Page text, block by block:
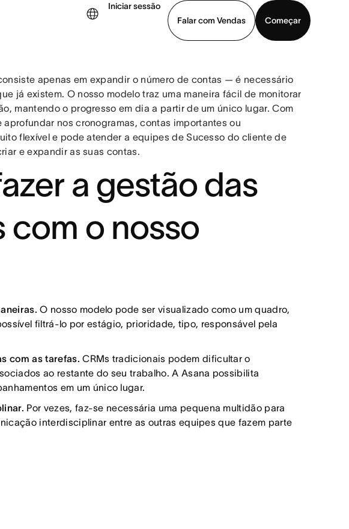
Iniciar sessão
Falar com Vendas
Começar
apenas em expandir o número de contas — é necessário
já existem. O nosso modelo traz uma maneira fácil de monitorar
mantendo o progresso em dia a partir de um único lugar. Com
nos cronogramas, contas importantes ou
flexível e pode atender a equipes de Sucesso do cliente de
e expandir as suas contas.
a gestão das
com o nosso
O nosso modelo pode ser visualizado como um quadro,
filtrá-lo por estágio, prioridade, tipo, responsável pela
com as tarefas.CRMs tradicionais podem dificultar o
ao restante do seu trabalho. A Asana possibilita
em um único lugar.
Por vezes, faz-se necessária uma pequena multidão para
interdisciplinar entre as outras equipes que fazem parte